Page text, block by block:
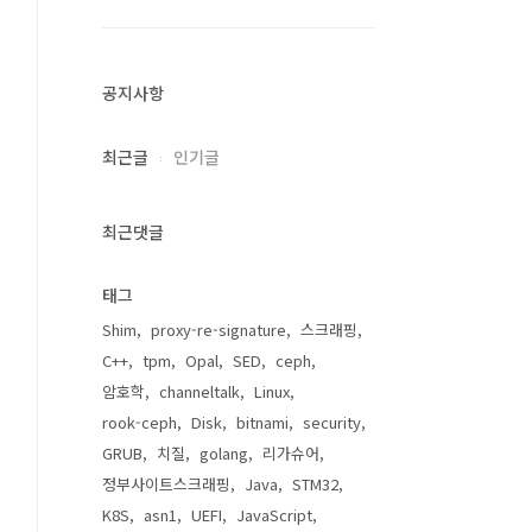
공지사항
최근글 인기글
최근댓글
태그
Shim proxy-re-signature
스크래핑
C++
tpm Opal SED
ceph
암호학
channeltalk
Linux
rook-ceph
Disk bitnami
security
GRUB
치질 golang
리가슈어
정부사이트스크래핑
Java
STM32
K8S
asn1 UEFI JavaScript